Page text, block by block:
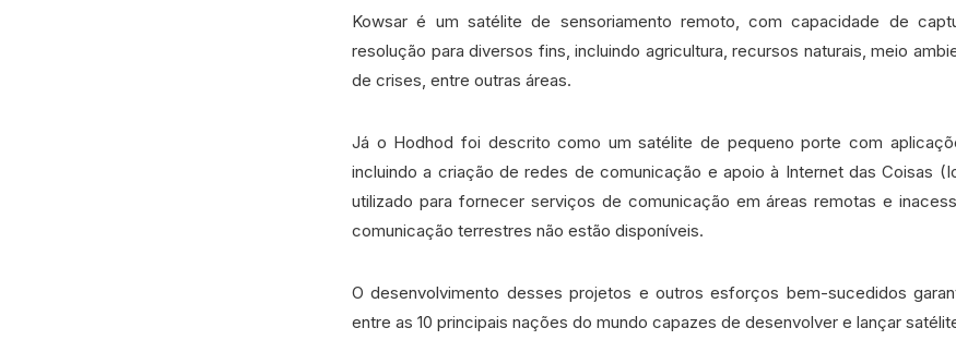
Kowsar é um satélite de sensoriamento remoto, com capacidade de
resolução para diversos fins, incluindo agricultura, recursos naturais, meio
de crises, entre outras áreas.
Já o Hodhod foi descrito como um satélite de pequeno porte com
incluindo a criação de redes de comunicação e apoio à Internet das Coisas
utilizado para fornecer serviços de comunicação em áreas remotas e
comunicação terrestres não estão disponíveis.
O desenvolvimento desses projetos e outros esforços bem-sucedidos
entre as 10 principais nações do mundo capazes de desenvolver e lançar